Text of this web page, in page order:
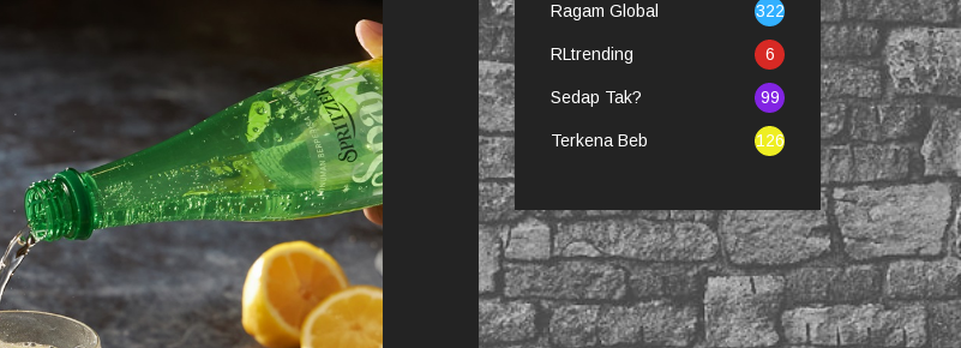
Ragam Global 322
RLtrending 6
Sedap Tak? 99
Terkena Beb 126